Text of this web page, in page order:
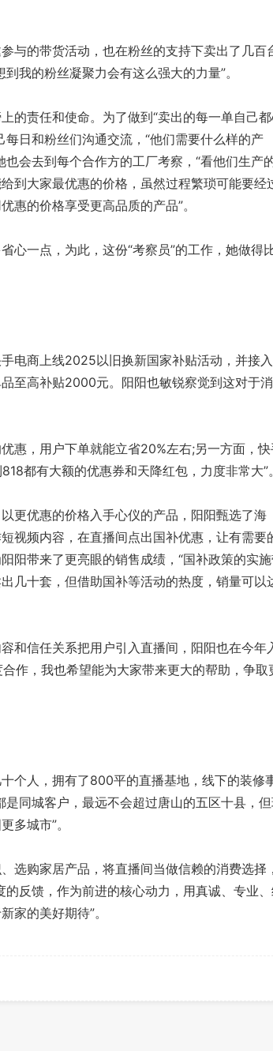
的带货活动，也在粉丝的支持下卖出了几百
我的粉丝凝聚力会有这么强大的力量”。
责任和使命。为了做到“卖出的每一单自己
日和粉丝们沟通交流，“他们需要什么样的产
会去到每个合作方的工厂考察，“看他们生产
到大家最优惠的价格，虽然过程繁琐可能要经
惠的价格享受更高品质的产品”。
一点，为此，这份“考察员”的工作，她做得
商上线2025以旧换新国家补贴活动，并接
至高补贴2000元。阳阳也敏锐察觉到这对于
，用户下单就能立省20%左右;另一方面，快
都有大额的优惠券和天降红包，力度非常大”。
优惠的价格入手心仪的产品，阳阳甄选了海
视频内容，在直播间点出国补优惠，让有需要
阳带来了更亮眼的销售成绩，“国补政策的实
几十套，但借助国补等活动的热度，销量可以
信任关系把用户引入直播间，阳阳也在今年
作，我也希望能为大家带来更大的帮助，争取
人，拥有了800平的直播基地，线下的装修
同城客户，最远不会超过唐山的五区十县，
多城市”。
购家居产品，将直播间当做信赖的消费选择，
反馈，作为前进的核心动力，用真诚、专业
家的美好期待”。